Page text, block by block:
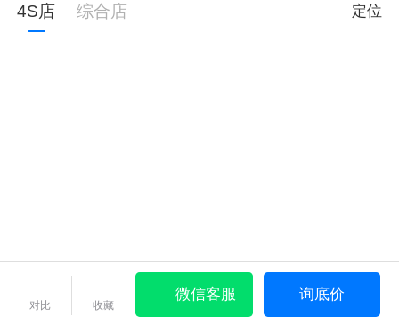
4S店 综合店 定位
对比 收藏
微信客服 询底价